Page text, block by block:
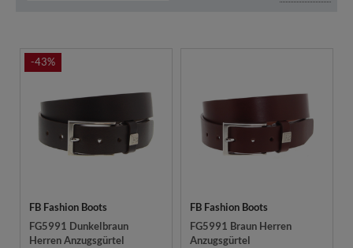
-43%
FB Fashion Boots
FG5991 Dunkelbraun
Herren Anzugsgürtel
FB Fashion Boots
FG5991 Braun Herren
Anzugsgürtel